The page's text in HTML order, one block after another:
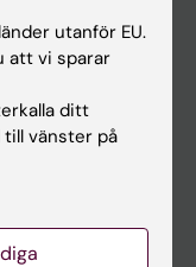
utanför EU.
att vi sparar
ditt
till vänster på